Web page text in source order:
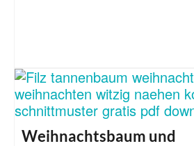
Weihnachtsbaum und